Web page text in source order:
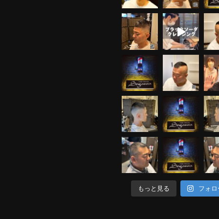
もっと見る フォ